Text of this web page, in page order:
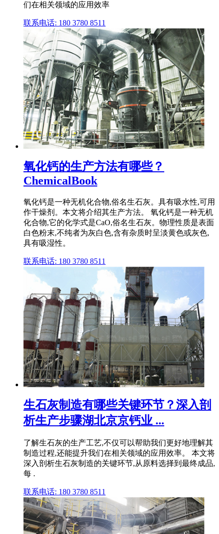
们在相关领域的应用效率
联系电话: 180 3780 8511
氧化钙的生产方法有哪些？
ChemicalBook
氧化钙是一种无机化合物,俗名生石灰。具有吸水性,可用
作干燥剂。本文将介绍其生产方法。 氧化钙是一种无机
化合物,它的化学式是CaO,俗名生石灰。物理性质是表面
白色粉末,不纯者为灰白色,含有杂质时呈淡黄色或灰色,
具有吸湿性。
联系电话: 180 3780 8511
生石灰制造有哪些关键环节？深入剖
析生产步骤湖北京京钙业 ...
了解生石灰的生产工艺,不仅可以帮助我们更好地理解其
制造过程,还能提升我们在相关领域的应用效率。 本文将
深入剖析生石灰制造的关键环节,从原料选择到最终成品,
每 .
联系电话: 180 3780 8511